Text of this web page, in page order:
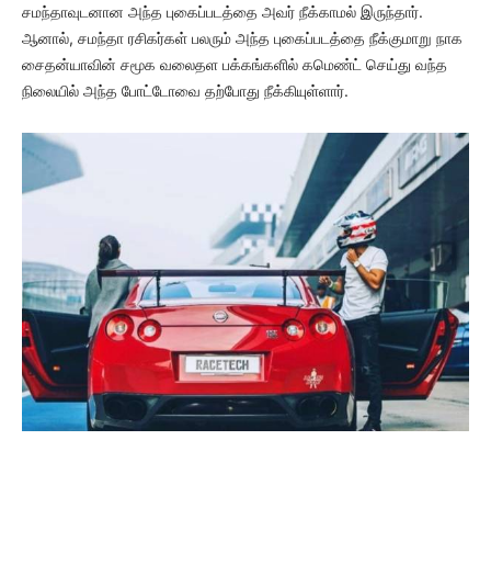
சமந்தாவுடனான அந்த புகைப்படத்தை அவர் நீக்காமல் இருந்தார்.
ஆனால், சமந்தா ரசிகர்கள் பலரும் அந்த புகைப்படத்தை நீக்குமாறு நாக
சைதன்யாவின் சமூக வலைதள பக்கங்களில் கமெண்ட் செய்து வந்த
நிலையில் அந்த போட்டோவை தற்போது நீக்கியுள்ளார்.